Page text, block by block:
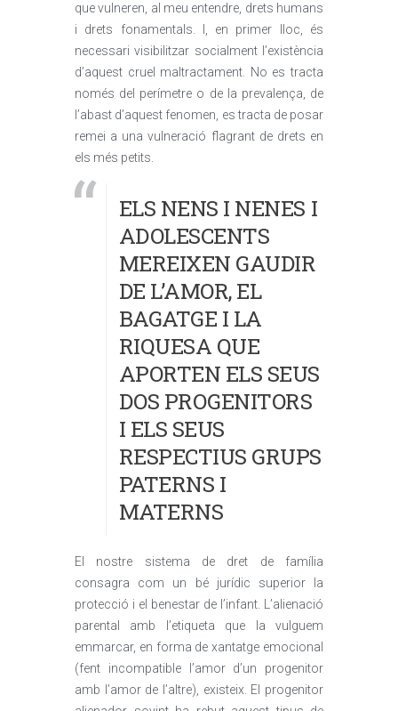
que vulneren, al meu entendre, drets humans
i drets fonamentals. I, en primer lloc, és
necessari visibilitzar socialment l’existència
d’aquest cruel maltractament. No es tracta
només del perímetre o de la prevalença, de
l’abast d’aquest fenomen, es tracta de posar
remei a una vulneració flagrant de drets en
els més petits.
ELS NENS I NENES I
ADOLESCENTS
MEREIXEN GAUDIR
DE L’AMOR, EL
BAGATGE I LA
RIQUESA QUE
APORTEN ELS SEUS
DOS PROGENITORS
I ELS SEUS
RESPECTIUS GRUPS
PATERNS I
MATERNS
El nostre sistema de dret de família
consagra com un bé jurídic superior la
protecció i el benestar de l’infant. L’alienació
parental amb l’etiqueta que la vulguem
emmarcar, en forma de xantatge emocional
(fent incompatible l’amor d’un progenitor
amb l’amor de l’altre), existeix. El progenitor